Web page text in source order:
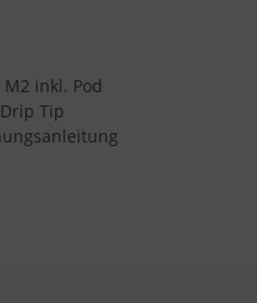
M2 inkl. Pod
Tip